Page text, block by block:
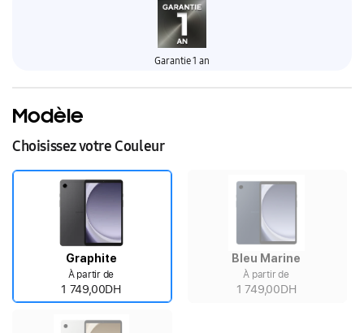
Garantie 1 an
Modèle
Choisissez votre Couleur
Graphite
À partir de
1 749,00DH
Bleu Marine
À partir de
1 749,00DH